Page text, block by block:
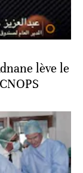
lève le